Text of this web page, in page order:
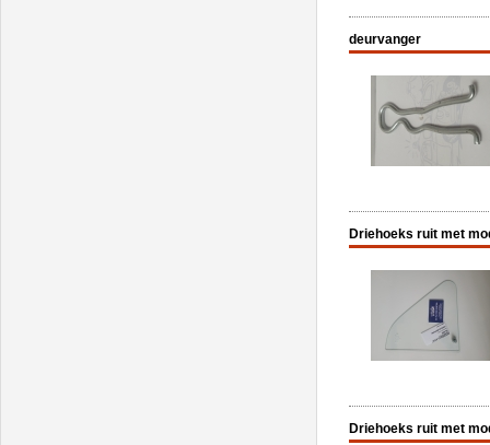
deurvanger
Driehoeks ruit met
Driehoeks ruit met